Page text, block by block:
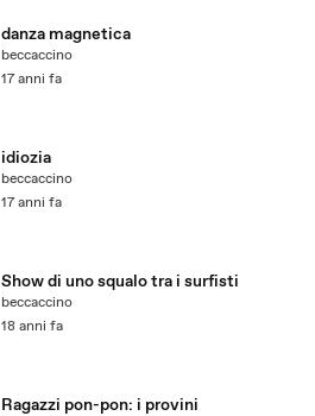
danza magnetica
beccaccino
17 anni fa
idiozia
beccaccino
17 anni fa
Show di uno squalo tra i surfisti
beccaccino
18 anni fa
Ragazzi pon-pon: i provini